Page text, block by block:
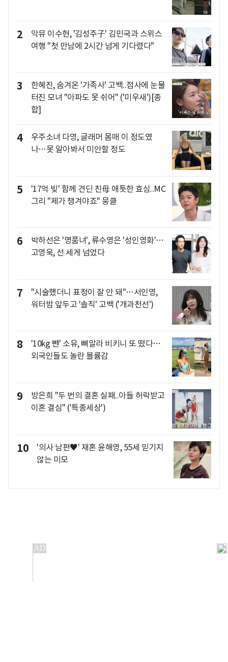
2
악뮤 이수현, '김성주子' 김민국과 스위스
여행 "첫 만남에 2시간 넘게 기다렸다"
3
한혜진, 숨겨온 '가족사' 고백..점사에 눈물
터진 모녀 "아파도 못 쉬어" ('미우새')[종
합]
4
우주소녀 다영, 글래머 몸매 이 정도였
나…못 알아봐서 미안할 정도
5
'17억 빚' 함께 견딘 친母 애틋한 효심..MC
그리 "제가 챙겨야죠" 뭉클
6
박하선은 '명품녀', 류수영은 '성인영화'…
고영욱, 선 세게 넘었다
7
"시술했더니 표정이 잘 안 돼"…서인영,
워터밤 앞두고 '솔직' 고백 ('개과천선')
8
'10kg 뺀' 소유, 뼈말라 비키니 또 떴다…
외국인들도 놀란 볼륨감
9
방은희 "두 번의 결혼 실패..아들 허락받고
이혼 결심" ('특종세상')
10
'의사 남편♥' 재혼 윤해영, 55세 믿기지
않는 미모